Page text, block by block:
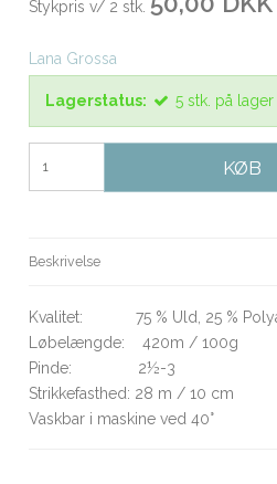
Stykpris v/ 2 stk.
Lana Grossa
Lagerstatus: 5 stk. på lager
KØB
Beskrivelse
Kvalitet: 75 % Uld, 25 %
Løbelængde: 420m / 100g
Pinde: 2½-3
Strikkefasthed: 28 m / 10 cm
Vaskbar i maskine ved 40°